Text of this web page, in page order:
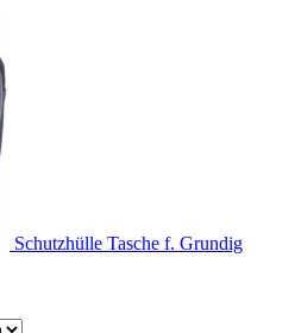
Schutzhülle Tasche f. Grundig